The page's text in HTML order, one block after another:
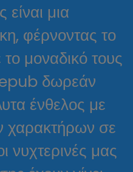
μια
φέρνοντας το
μοναδικό τους
epub δωρεάν
ένθελος με
χαρακτήρων σε
νυχτερινές μας